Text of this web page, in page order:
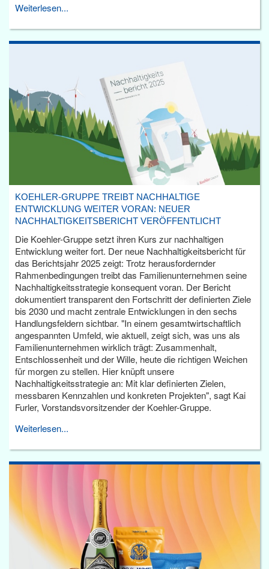
Weiterlesen...
KOEHLER-GRUPPE TREIBT NACHHALTIGE
ENTWICKLUNG WEITER VORAN: NEUER
NACHHALTIGKEITSBERICHT VERÖFFENTLICHT
Die Koehler-Gruppe setzt ihren Kurs zur nachhaltigen
Entwicklung weiter fort. Der neue Nachhaltigkeitsbericht für
das Berichtsjahr 2025 zeigt: Trotz herausfordernder
Rahmenbedingungen treibt das Familienunternehmen seine
Nachhaltigkeitsstrategie konsequent voran. Der Bericht
dokumentiert transparent den Fortschritt der definierten Ziele
bis 2030 und macht zentrale Entwicklungen in den sechs
Handlungsfeldern sichtbar. "In einem gesamtwirtschaftlich
angespannten Umfeld, wie aktuell, zeigt sich, was uns als
Familienunternehmen wirklich trägt: Zusammenhalt,
Entschlossenheit und der Wille, heute die richtigen Weichen
für morgen zu stellen. Hier knüpft unsere
Nachhaltigkeitsstrategie an: Mit klar definierten Zielen,
messbaren Kennzahlen und konkreten Projekten", sagt Kai
Furler, Vorstandsvorsitzender der Koehler-Gruppe.
Weiterlesen...